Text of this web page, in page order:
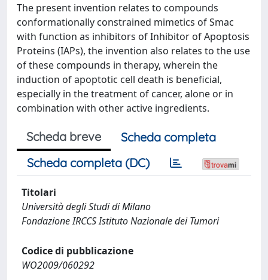
The present invention relates to compounds
conformationally constrained mimetics of Smac
with function as inhibitors of Inhibitor of Apoptosis
Proteins (IAPs), the invention also relates to the use
of these compounds in therapy, wherein the
induction of apoptotic cell death is beneficial,
especially in the treatment of cancer, alone or in
combination with other active ingredients.
Scheda breve
Scheda completa
Scheda completa (DC)
Titolari
Università degli Studi di Milano
Fondazione IRCCS Istituto Nazionale dei Tumori
Codice di pubblicazione
WO2009/060292